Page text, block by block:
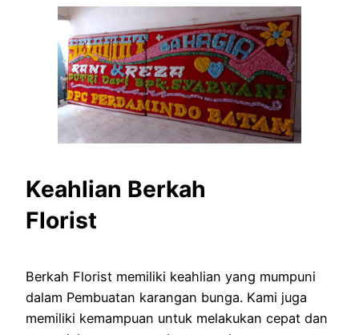
Keahlian Berkah
Florist
Berkah Florist memiliki keahlian yang mumpuni
dalam Pembuatan karangan bunga. Kami juga
memiliki kemampuan untuk melakukan cepat dan